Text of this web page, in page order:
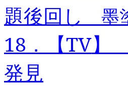
題後回し 墨
18 ．【TV】
発見